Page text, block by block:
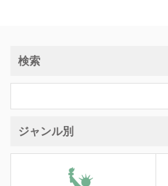
検索
ジャンル別